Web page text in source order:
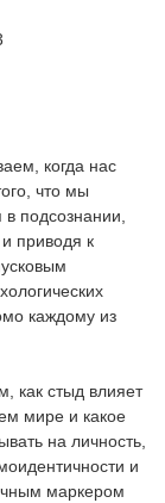
когда нас
что мы
подсознании,
приводя к
каждому из
как стыд влияет
мире и какое
на личность,
и
маркером